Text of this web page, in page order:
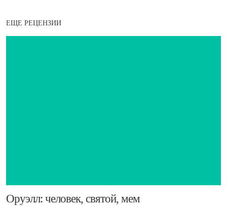
ЕЩЕ РЕЦЕНЗИИ
​Оруэлл: человек, святой, мем